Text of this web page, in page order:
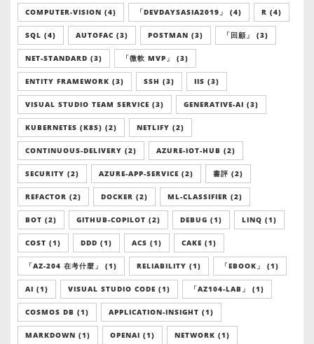
COMPUTER-VISION (4) 「DEVDAYSASIA2019」 (4) R (4)
SQL (4) AUTOFAC (3) POSTMAN (3) 「回顧」 (3)
NET-STANDARD (3) 「微軟 MVP」 (3)
ENTITY FRAMEWORK (3) SSH (3) IIS (3)
VISUAL STUDIO TEAM SERVICE (3) GENERATIVE-AI (3)
KUBERNETES (K8S) (2) NETLIFY (2)
CONTINUOUS-DELIVERY (2) AZURE-IOT-HUB (2)
SECURITY (2) AZURE-APP-SERVICE (2) 書評 (2)
REFACTOR (2) DOCKER (2) ML-CLASSIFIER (2)
BOT (2) GITHUB-COPILOT (2) DEBUG (1) LINQ (1)
COST (1) DDD (1) ACS (1) CAKE (1)
「AZ-204 在考什麼」 (1) RELIABILITY (1) 「EBOOK」 (1)
AI (1) VISUAL STUDIO CODE (1) 「AZ104-LAB」 (1)
COSMOS DB (1) APPLICATION-INSIGHT (1)
MARKDOWN (1) OPENAI (1) NETWORK (1)